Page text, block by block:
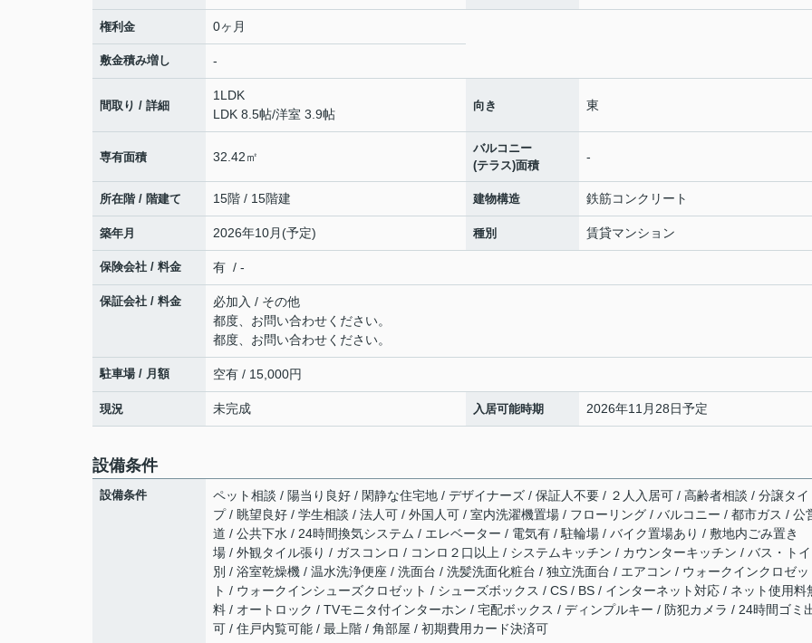
権利金 0ヶ月
敷金積み増し -
間取り / 詳細
1LDK
LDK 8.5帖/洋室 3.9帖
向き 東
専有面積 32.42㎡
バルコニー
(テラス)面積
-
所在階 / 階建て 15階 / 15階建 建物構造 鉄筋コンクリート
築年月 2026年10月(予定) 種別 賃貸マンション
保険会社 / 料金 有 / -
保証会社 / 料金
必加入 / その他
都度、お問い合わせください。
都度、お問い合わせください。
駐車場 / 月額 空有 / 15,000円
現況 未完成 入居可能時期 2026年11月28日予定
設備条件
設備条件
ペット相談 / 陽当り良好 / 閑静な住宅地 / デザイナーズ / 保証人不要 / ２人入居可 / 高齢者相談 / 分譲タイ
プ / 眺望良好 / 学生相談 / 法人可 / 外国人可 / 室内洗濯機置場 / フローリング / バルコニー / 都市ガス / 公
道 / 公共下水 / 24時間換気システム / エレベーター / 電気有 / 駐輪場 / バイク置場あり / 敷地内ごみ置き
場 / 外観タイル張り / ガスコンロ / コンロ２口以上 / システムキッチン / カウンターキッチン / バス・ト
別 / 浴室乾燥機 / 温水洗浄便座 / 洗面台 / 洗髪洗面化粧台 / 独立洗面台 / エアコン / ウォークインクロゼッ
ト / ウォークインシューズクロゼット / シューズボックス / CS / BS / インターネット対応 / ネット使用料
料 / オートロック / TVモニタ付インターホン / 宅配ボックス / ディンプルキー / 防犯カメラ / 24時間ゴミ
可 / 住戸内覧可能 / 最上階 / 角部屋 / 初期費用カード決済可